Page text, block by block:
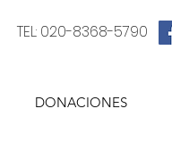
TEL: 020-8368-5790
DONACIONES